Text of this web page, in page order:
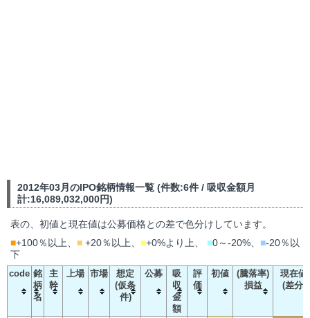
2012年03月のIPO銘柄情報一覧 (件数:6件 / 吸収金額月
計:16,089,032,000円)
表の、初値と現在値は公募価格との差で色分けしています。
■+100％以上、 ■ +20％以上、 ■+0%より上、 ■0～-20%、 ■-20％以
下
code 銘
柄
名
主
幹
上場 市場
想定
(仮条
件)
公募
吸
収
金
額
評
価
初値
(騰落率)
損益
現在値
(差分)